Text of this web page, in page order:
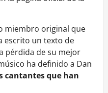
miembro original que
escrito un texto de
pérdida de su mejor
ha definido a Dan
cantantes que han